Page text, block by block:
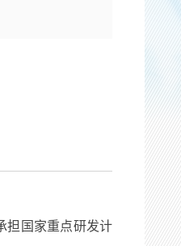
担国家重点研发计